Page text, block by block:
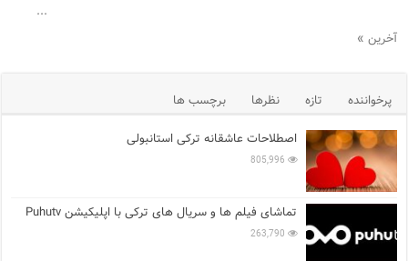
...
آخرین »
پرخواننده تازه نظرها
برچسب ها
اصطلاحات عاشقانه ترکی استانبولی
805,996
تماشای فیلم ها و سریال های ترکی با اپلیکیشن Puhutv
263,790